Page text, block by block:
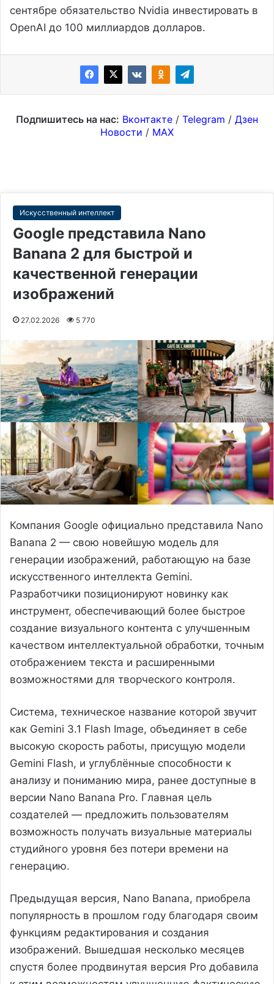
сентябре обязательство Nvidia инвестировать в
OpenAI до 100 миллиардов долларов.
Подпишитесь на нас: Вконтакте / Telegram / Дзен
Новости / MAX